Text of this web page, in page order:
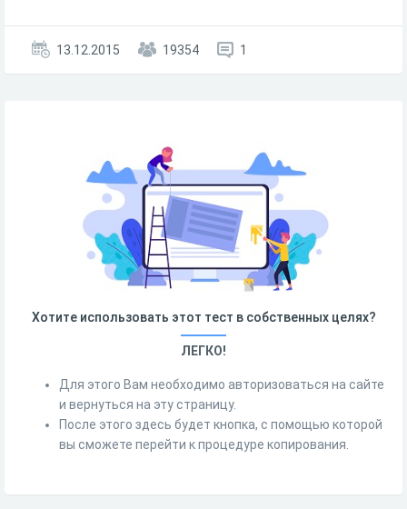
13.12.2015 19354 1
Хотите использовать этот тест в собственных целях?
ЛЕГКО!
Для этого Вам необходимо авторизоваться на сайте
и вернуться на эту страницу.
После этого здесь будет кнопка, с помощью которой
вы сможете перейти к процедуре копирования.